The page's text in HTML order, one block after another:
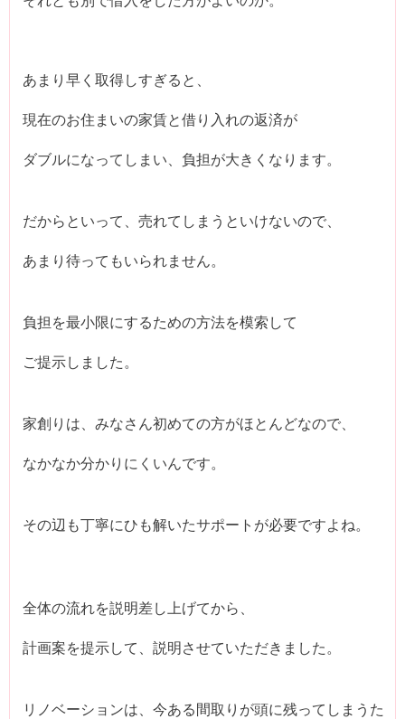
あまり早く取得しすぎると、
現在のお住まいの家賃と借り入れの返済が
ダブルになってしまい、負担が大きくなります。
だからといって、売れてしまうといけないので、
あまり待ってもいられません。
負担を最小限にするための方法を模索して
ご提示しました。
家創りは、みなさん初めての方がほとんどなので、
なかなか分かりにくいんです。
その辺も丁寧にひも解いたサポートが必要ですよね。
全体の流れを説明差し上げてから、
計画案を提示して、説明させていただきました。
リノベーションは、今ある間取りが頭に残ってしまうた